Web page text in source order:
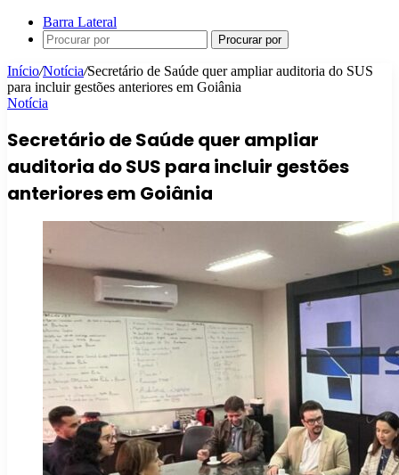
Barra Lateral
Procurar por
Início/Notícia/Secretário de Saúde quer ampliar auditoria do SUS
para incluir gestões anteriores em Goiânia
Notícia
Secretário de Saúde quer ampliar
auditoria do SUS para incluir gestões
anteriores em Goiânia